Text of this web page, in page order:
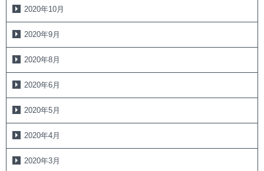
2020年10月
2020年9月
2020年8月
2020年6月
2020年5月
2020年4月
2020年3月